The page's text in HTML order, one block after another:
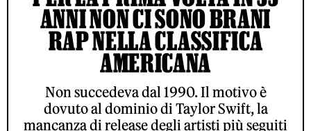
ANNI NON CI SONO BRANI
RAP NELLA CLASSIFICA
AMERICANA
Non succedeva dal 1990. Il motivo è
dovuto al dominio di Taylor Swift, la
mancanza di release degli artisti più seguiti